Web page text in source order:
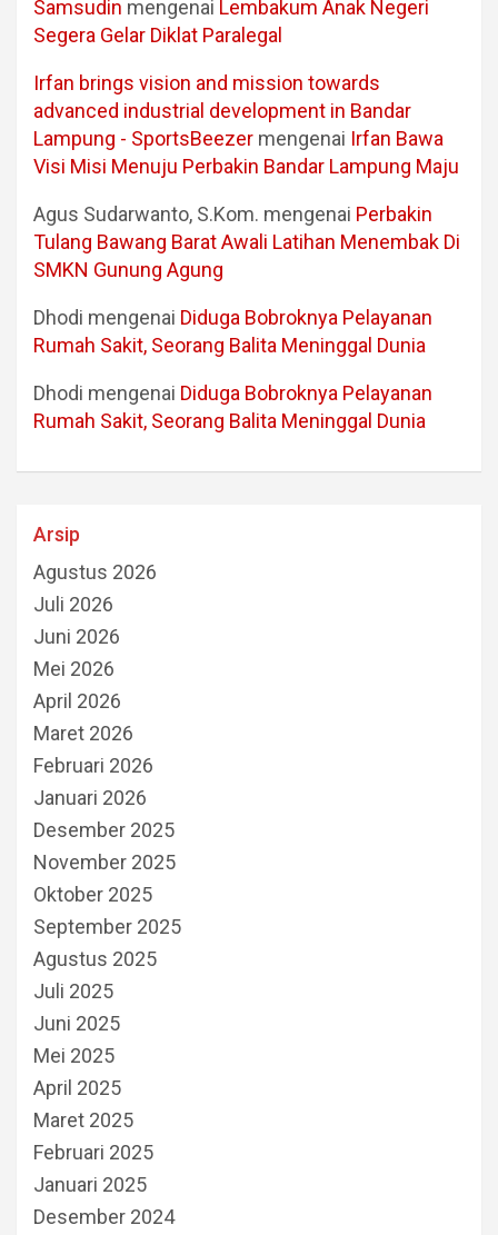
Samsudin mengenai Lembakum Anak Negeri
Segera Gelar Diklat Paralegal
Irfan brings vision and mission towards
advanced industrial development in Bandar
Lampung - SportsBeezer mengenai Irfan Bawa
Visi Misi Menuju Perbakin Bandar Lampung Maju
Agus Sudarwanto, S.Kom. mengenai Perbakin
Tulang Bawang Barat Awali Latihan Menembak Di
SMKN Gunung Agung
Dhodi mengenai Diduga Bobroknya Pelayanan
Rumah Sakit, Seorang Balita Meninggal Dunia
Dhodi mengenai Diduga Bobroknya Pelayanan
Rumah Sakit, Seorang Balita Meninggal Dunia
Arsip
Agustus 2026
Juli 2026
Juni 2026
Mei 2026
April 2026
Maret 2026
Februari 2026
Januari 2026
Desember 2025
November 2025
Oktober 2025
September 2025
Agustus 2025
Juli 2025
Juni 2025
Mei 2025
April 2025
Maret 2025
Februari 2025
Januari 2025
Desember 2024